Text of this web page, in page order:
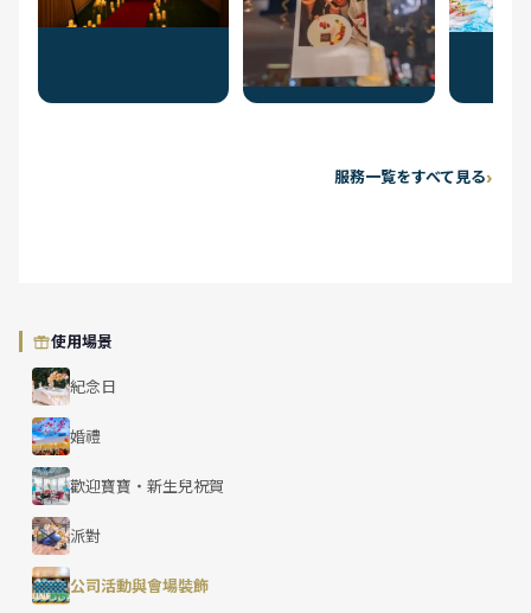
使用場景
紀念日
婚禮
歡迎寶寶・新生兒祝賀
派對
公司活動與會場裝飾
服務一覧をすべて見る